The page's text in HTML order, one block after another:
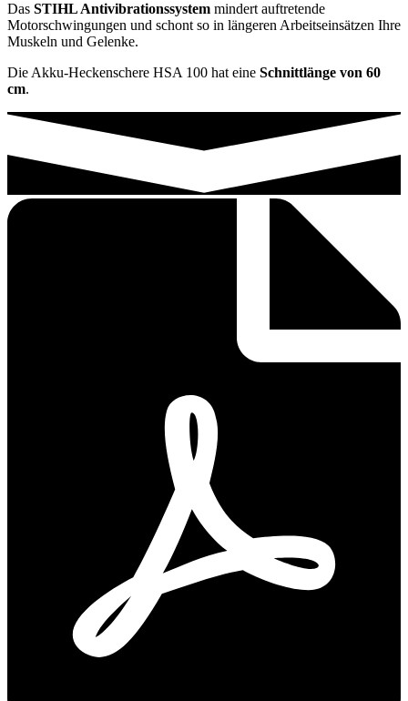
Das STIHL Antivibrationssystem mindert auftretende
Motorschwingungen und schont so in längeren Arbeitseinsätzen Ihre
Muskeln und Gelenke.
Die Akku-Heckenschere HSA 100 hat eine Schnittlänge von 60
cm.